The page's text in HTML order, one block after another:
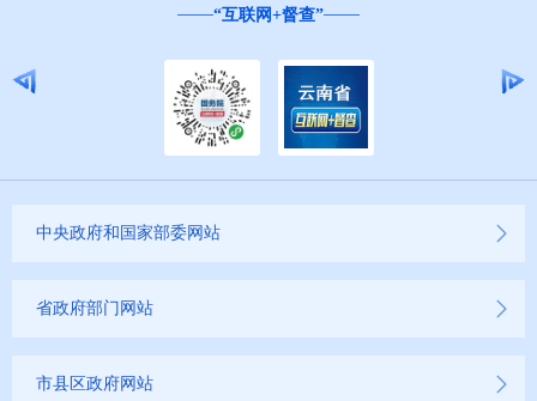
“互联网+督查”
中央政府和国家部委网站
省政府部门网站
市县区政府网站